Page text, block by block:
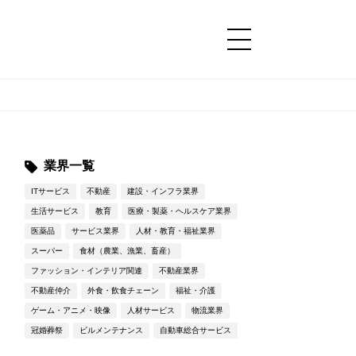
業界一覧
ITサービス 不動産 建設・インフラ業界
生活サービス 教育 医療・製薬・ヘルスケア業界
医薬品 サービス業界 人材・教育・福祉業界
スーパー 食材（農業、漁業、畜産）
ファッション・インテリア関連 不動産業界
不動産仲介 外食・飲食チェーン 福祉・介護
ゲーム・アニメ・映像 人材サービス 物流業界
冠婚葬祭 ビルメンテナンス 自動車総合サービス